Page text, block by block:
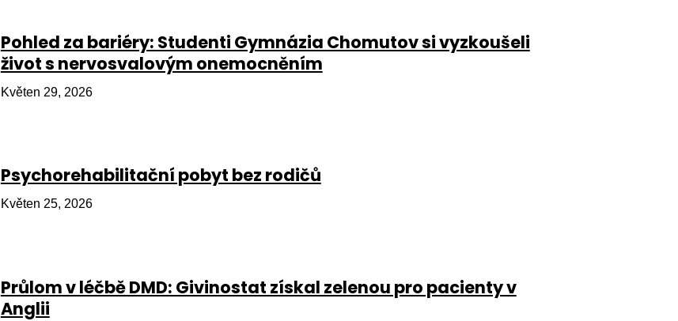
Pohled za bariéry: Studenti Gymnázia Chomutov si vyzkoušeli
život s nervosvalovým onemocněním
Květen 29, 2026
Psychorehabilitační pobyt bez rodičů
Květen 25, 2026
Průlom v léčbě DMD: Givinostat získal zelenou pro pacienty v
Anglii